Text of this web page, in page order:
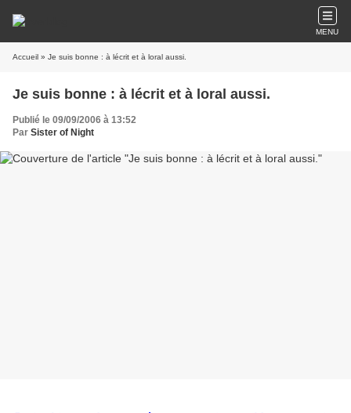
MENU
Accueil » Je suis bonne : à lécrit et à loral aussi.
Je suis bonne : à lécrit et à loral aussi.
Publié le 09/09/2006 à 13:52
Par Sister of Night